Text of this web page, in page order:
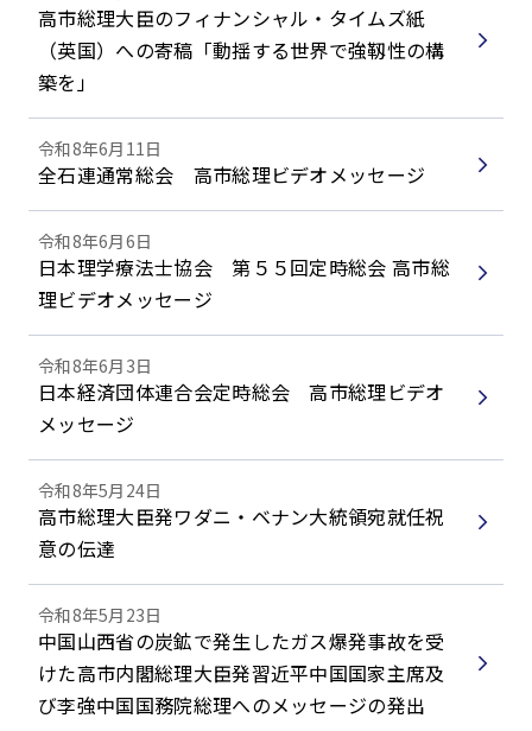
高市総理大臣のフィナンシャル・タイムズ紙
（英国）への寄稿「動揺する世界で強靱性の構
築を」
令和8年6月11日
全石連通常総会 高市総理ビデオメッセージ
令和8年6月6日
日本理学療法士協会 第５５回定時総会 高市総
理ビデオメッセージ
令和8年6月3日
日本経済団体連合会定時総会 高市総理ビデオ
メッセージ
令和8年5月24日
高市総理大臣発ワダニ・ベナン大統領宛就任祝
意の伝達
令和8年5月23日
中国山西省の炭鉱で発生したガス爆発事故を受
けた高市内閣総理大臣発習近平中国国家主席及
び李強中国国務院総理へのメッセージの発出